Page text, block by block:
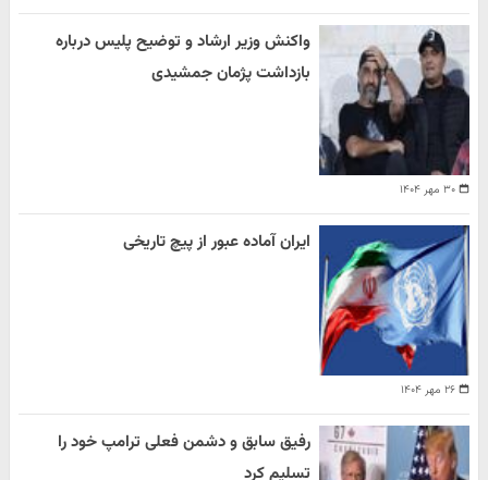
۳۰ مهر ۱۴۰۴
واکنش وزیر ارشاد و توضیح پلیس درباره
بازداشت پژمان جمشیدی
۲۶ مهر ۱۴۰۴
ایران آماده عبور از پیچ تاریخی
رفیق سابق و دشمن فعلی ترامپ خود را
تسلیم کرد